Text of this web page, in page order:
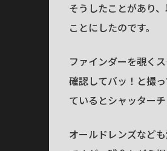
そうしたことがあり
ことにしたのです。
ファインダーを覗く
確認してバッ！と撮
ているとシャッター
オールドレンズなど